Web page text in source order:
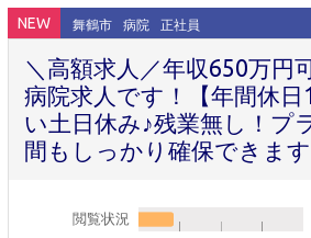
NEW 舞鶴市 病院 正社員
＼高額求人／年収650万円
病院求人です！【年間休日
い土日休み♪残業無し！プ
間もしっかり確保できます
閲覧状況